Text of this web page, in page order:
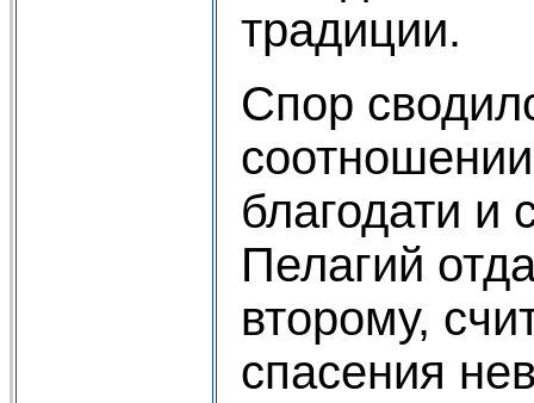
традиции.
Спор
благодати и
Пелагий
второму,
спасения